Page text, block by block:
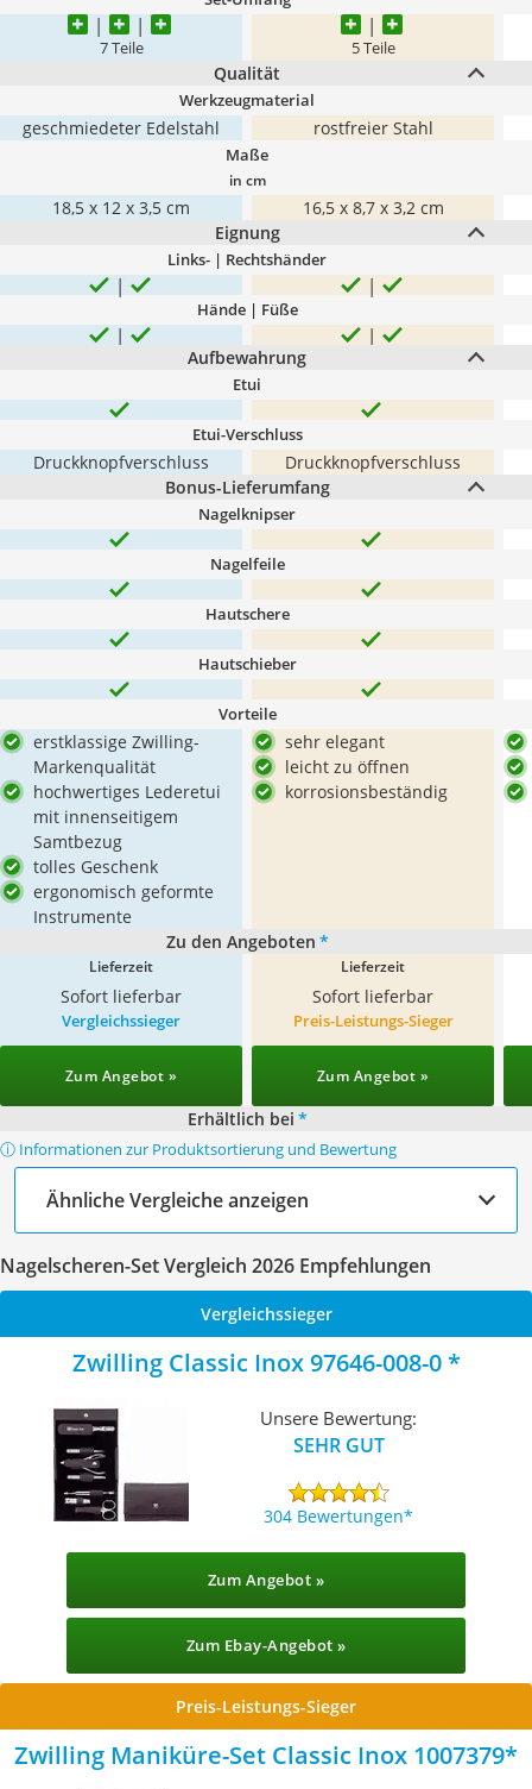
7 Teile 5 Teile
Qualität
Werkzeugmaterial
geschmiedeter Edelstahl rostfreier Stahl
Maße
in cm
18,5 x 12 x 3,5 cm
‎16,5 x 8,7 x 3,2 cm
Eignung
Links- | Rechtshänder
Hände | Füße
Aufbewahrung
Etui
Etui-Verschluss
Druckknopfverschluss
Druckknopfverschluss
Bonus-Lieferumfang
Nagelknipser
Nagelfeile
Hautschere
Hautschieber
Vorteile
erstklassige Zwilling-
Markenqualität
hochwertiges Lederetui
mit innenseitigem
Samtbezug
tolles Geschenk
ergonomisch geformte
Instrumente
sehr elegant
leicht zu öffnen
korrosionsbeständig
Zu den Angeboten *
Lieferzeit
Sofort lieferbar
Lieferzeit
Sofort lieferbar
Vergleichssieger
Zum Angebot »
Preis-Leistungs-Sieger
Zum Angebot »
Erhältlich bei *
ⓘ Informationen zur Produktsortierung und Bewertung
Ähnliche Vergleiche anzeigen
Nagelscheren-Set Vergleich 2026 Empfehlungen
Vergleichssieger
Zwilling Classic Inox 97646-008-0
Unsere Bewertung:
SEHR GUT
304 Bewertungen
Zum Angebot »
Zum Ebay-Angebot »
Preis-Leistungs-Sieger
Zwilling Maniküre-Set Classic Inox ‎1007379